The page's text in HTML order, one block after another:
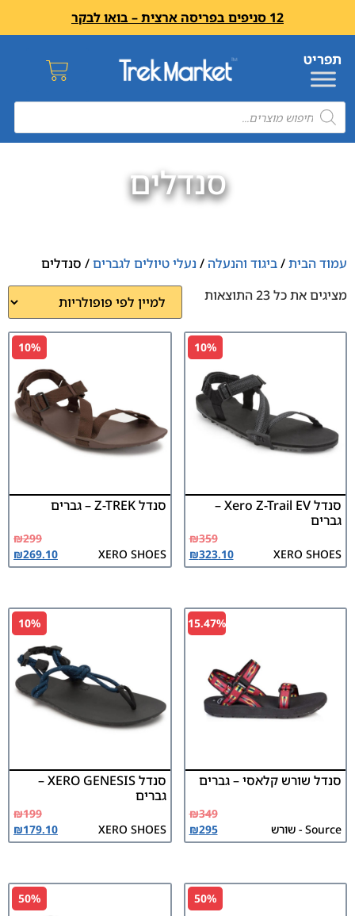
12 סניפים בפריסה ארצית – בואו לבקר
סנדלים
עמוד הבית/ביגוד והנעלה / נעלי טיולים לגברים/ סנדלים
מציגים את כל ⁦23⁩ התוצאות
10%
סנדל Xero Z-Trail EV –
גברים
XERO SHOES
₪359
₪323.10
10%
סנדל Z-TREK – גברים
XERO SHOES
₪299
₪269.10
15.47%
סנדל שורש קלאסי – גברים
Source - שורש
₪349
₪295
10%
סנדל XERO GENESIS –
גברים
XERO SHOES
₪199
₪179.10
50%
50%